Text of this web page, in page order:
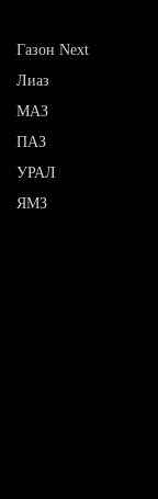
Газон Next
Лиаз
МАЗ
ПАЗ
УРАЛ
ЯМЗ